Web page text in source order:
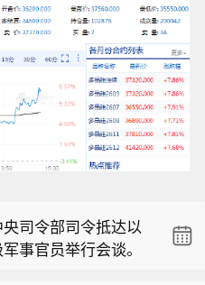
虑撤出加沙阵地，交
司令部司令抵达以
事官员举行会谈。